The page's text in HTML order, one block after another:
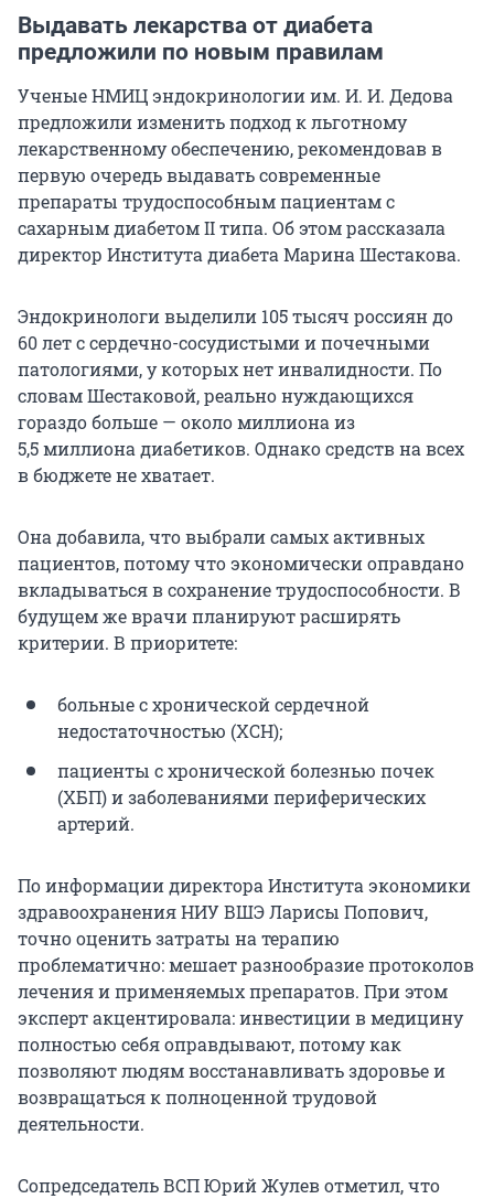
Выдавать лекарства от диабета
предложили по новым правилам
Ученые НМИЦ эндокринологии им. И. И. Дедова
предложили изменить подход к льготному
лекарственному обеспечению, рекомендовав в
первую очередь выдавать современные
препараты трудоспособным пациентам с
сахарным диабетом II типа. Об этом рассказала
директор Института диабета Марина Шестакова.
Эндокринологи выделили 105 тысяч россиян до
60 лет с сердечно-сосудистыми и почечными
патологиями, у которых нет инвалидности. По
словам Шестаковой, реально нуждающихся
гораздо больше — около миллиона из
5,5 миллионадиабетиков. Однако средств на всех
в бюджете не хватает.
Она добавила, что выбрали самых активных
пациентов, потому что экономически оправдано
вкладываться в сохранение трудоспособности. В
будущем же врачи планируют расширять
критерии. В приоритете:
больные с хронической сердечной
недостаточностью (ХСН);
пациенты с хронической болезнью почек
(ХБП) и заболеваниями периферических
артерий.
По информации директора Института экономики
здравоохранения НИУ ВШЭ Ларисы Попович,
точно оценить затраты на терапию
проблематично: мешает разнообразие протоколов
лечения и применяемых препаратов. При этом
эксперт акцентировала: инвестиции в медицину
полностью себя оправдывают, потому как
позволяют людям восстанавливать здоровье и
возвращаться к полноценной трудовой
деятельности.
Сопредседатель ВСП Юрий Жулев отметил, что